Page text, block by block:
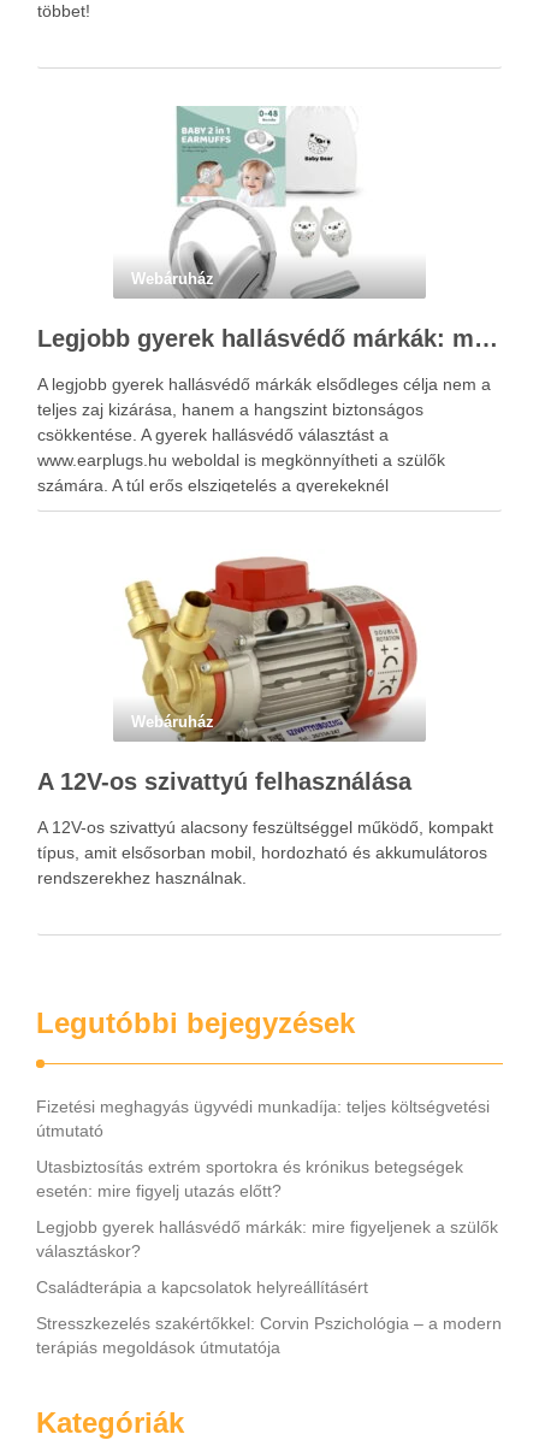
többet!
Webáruház
Legjobb gyerek hallásvédő márkák: mire figyeljenek a szülők választáskor?
A legjobb gyerek hallásvédő márkák elsődleges célja nem a
teljes zaj kizárása, hanem a hangszint biztonságos
csökkentése. A gyerek hallásvédő választást a
www.earplugs.hu weboldal is megkönnyítheti a szülők
számára. A túl erős elszigetelés a gyerekeknél
kényelmetlenséget, félelmet vagy dezorientáltságot is
Webáruház
A 12V-os szivattyú felhasználása
A 12V-os szivattyú alacsony feszültséggel működő, kompakt
típus, amit elsősorban mobil, hordozható és akkumulátoros
rendszerekhez használnak.
Legutóbbi bejegyzések
Fizetési meghagyás ügyvédi munkadíja: teljes költségvetési
útmutató
Utasbiztosítás extrém sportokra és krónikus betegségek
esetén: mire figyelj utazás előtt?
Legjobb gyerek hallásvédő márkák: mire figyeljenek a szülők
választáskor?
Családterápia a kapcsolatok helyreállításért
Stresszkezelés szakértőkkel: Corvin Pszichológia – a modern
terápiás megoldások útmutatója
Kategóriák